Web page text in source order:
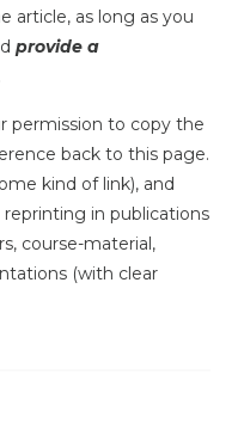
article, as long as you
provide a
permission to copy the
back to this page.
kind of link), and
in publications
course-material,
(with clear